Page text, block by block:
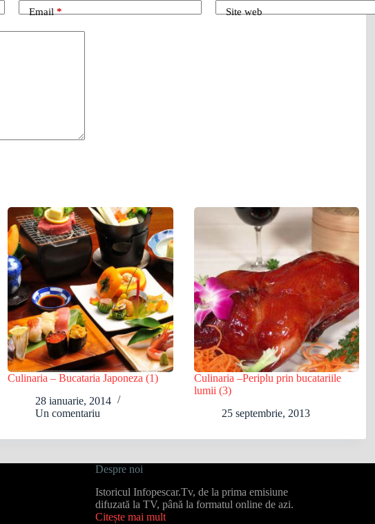
Email* Site web
Culinaria – Bucataria Japoneza (1)
28 ianuarie, 2014
Un comentariu
Culinaria –Periplu prin bucatariile
lumii (3)
25 septembrie, 2013
Despre noi
Istoricul Infopescar.Tv, de la prima emisiune
difuzată la TV, până la formatul online de azi.
Citește mai mult